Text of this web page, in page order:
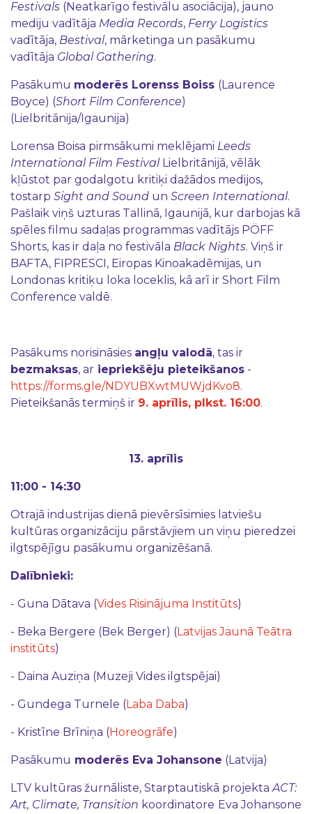
Festivals (Neatkarīgo festivālu asociācija), jauno
mediju vadītāja Media Records, Ferry Logistics
vadītāja, Bestival, mārketinga un pasākumu
vadītāja Global Gathering.
Pasākumu moderēs Lorenss Boiss (Laurence
Boyce) (Short Film Conference)
(Lielbritānija/Igaunija)
Lorensa Boisa pirmsākumi meklējami Leeds
International Film Festival Lielbritānijā, vēlāk
kļūstot par godalgotu kritiķi dažādos medijos,
tostarp Sight and Sound un Screen International.
Pašlaik viņš uzturas Tallinā, Igaunijā, kur darbojas kā
spēles filmu sadaļas programmas vadītājs PÖFF
Shorts, kas ir daļa no festivāla Black Nights. Viņš ir
BAFTA, FIPRESCI, Eiropas Kinoakadēmijas, un
Londonas kritiķu loka loceklis, kā arī ir Short Film
Conference valdē.
Pasākums norisināsies angļu valodā, tas ir
bezmaksas, ar iepriekšēju pieteikšanos -
https://forms.gle/NDYUBXwtMUWjdKvo8.
Pieteikšanās termiņš ir 9. aprīlis, plkst. 16:00.
13. aprīlis
11:00 - 14:30
Otrajā industrijas dienā pievērsīsimies latviešu
kultūras organizāciju pārstāvjiem un viņu pieredzei
ilgtspējīgu pasākumu organizēšanā.
Dalībnieki:
- Guna Dātava (Vides Risinājuma Institūts)
- Beka Bergere (Bek Berger) (Latvijas Jaunā Teātra
institūts)
- Daina Auziņa (Muzeji Vides ilgtspējai)
- Gundega Turnele (Laba Daba)
- Kristīne Brīniņa (Horeogrāfe)
Pasākumu moderēs Eva Johansone (Latvija)
LTV kultūras žurnāliste, Starptautiskā projektaACT:
Art, Climate, Transition koordinatore Eva Johansone